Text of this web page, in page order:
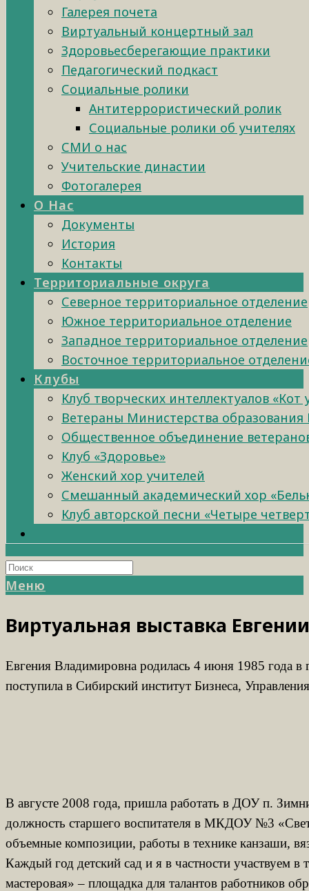
Галерея почета
Виртуальный концертный зал
Здоровьесберегающие практики
Педагогический подкаст
Социальные ролики
Антитеррористический ролик
Социальные ролики об учителях
СМИ о нас
Учительские династии
Фотогалерея
О Нас
Документы
История
Контакты
Территориальные округа
Северное территориальное отделение
Южное территориальное отделение
Западное территориальное отделение
Восточное территориальное
Клубы
Клуб творческих интеллектуалов «Кот
Ветераны Министерства образования
Общественное объединение
Клуб «Здоровье»
Женский хор учителей
Смешанный академический хор
Клуб авторской песни «Четыре
Меню
Виртуальная выставка
Евгения Владимировна родилась 4 июня 1985 года
поступила в Сибирский институт Бизнеса,
В августе 2008 года, пришла работать в ДОУ п.
должность старшего воспитателя в МКДОУ №3
объемные композиции, работы в технике канзаши,
Каждый год детский сад и я в частности участвуем
мастеровая» – площадка для талантов работников